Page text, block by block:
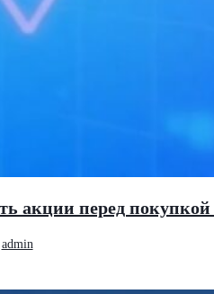
акции перед
admin